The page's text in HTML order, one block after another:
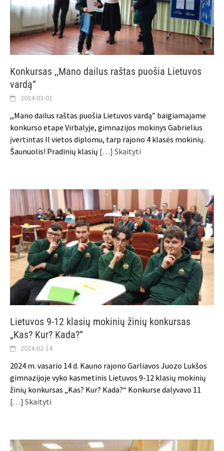
Konkursas ,,Mano dailus raštas puošia Lietuvos
vardą“
2024-03-01
,,Mano dailus raštas puošia Lietuvos vardą” baigiamajame
konkurso etape Virbalyje, gimnazijos mokinys Gabrielius
įvertintas II vietos diplomu, tarp rajono 4 klasės mokinių.
Šaunuolis! Pradinių klasių […] Skaityti
Lietuvos 9-12 klasių mokinių žinių konkursas
„Kas? Kur? Kada?“
2024-02-14
2024 m. vasario 14 d. Kauno rajono Garliavos Juozo Lukšos
gimnazijoje vyko kasmetinis Lietuvos 9-12 klasių mokinių
žinių konkursas „Kas? Kur? Kada?“ Konkurse dalyvavo 11
[…] Skaityti